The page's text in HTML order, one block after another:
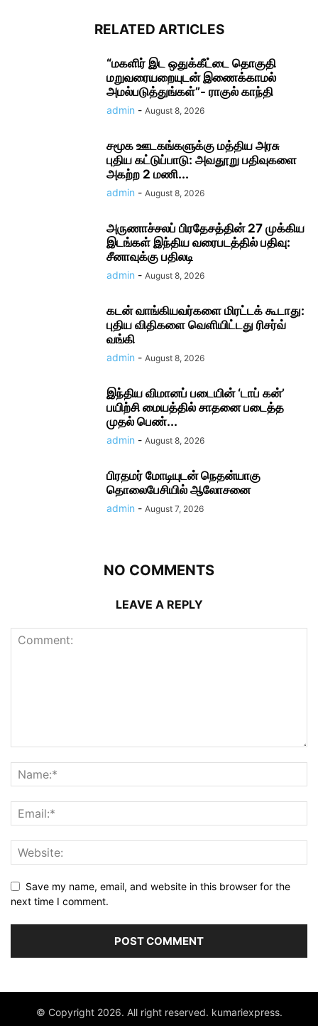
RELATED ARTICLES
“மகளிர் இட ஒதுக்கீட்டை தொகுதி
மறுவரையறையுடன் இணைக்காமல்
அமல்படுத்துங்கள்”- ராகுல் காந்தி
admin - August 8, 2026
சமூக ஊடகங்களுக்கு மத்திய அரசு
புதிய கட்டுப்பாடு: அவதூறு பதிவுகளை
அகற்ற 2 மணி...
admin - August 8, 2026
அருணாச்சலப் பிரதேசத்தின் 27 முக்கிய
இடங்கள் இந்திய வரைபடத்தில் பதிவு:
சீனாவுக்கு பதிலடி
admin - August 8, 2026
கடன் வாங்கியவர்களை மிரட்டக் கூடாது:
புதிய விதிகளை வெளியிட்டது ரிசர்வ்
வங்கி
admin - August 8, 2026
இந்திய விமானப் படையின் ‘டாப் கன்’
பயிற்சி மையத்தில் சாதனை படைத்த
முதல் பெண்...
admin - August 8, 2026
பிரதமர் மோடி​யுடன் நெதன்யாகு
தொலைபேசியில் ஆலோ​சனை
admin - August 7, 2026
NO COMMENTS
LEAVE A REPLY
Save my name, email, and website in this browser for the
next time I comment.
© Copyright 2026. All right reserved. kumariexpress.